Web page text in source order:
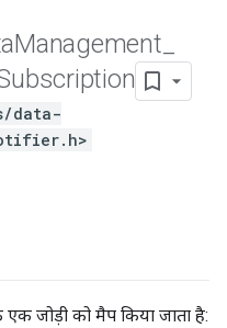
Management
data-
एक जोड़ी को मैप किया जाता है: